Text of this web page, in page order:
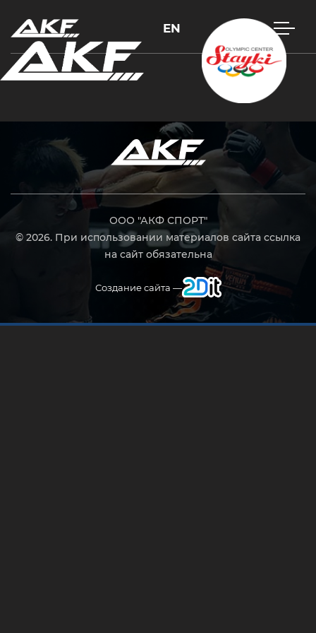
EN
ООО "АКФ СПОРТ"
© 2026. При использовании материалов сайта ссылка
на сайт обязательна
Создание сайта —
Нажмите Enter для поиска или Esc, чтобы закрыть